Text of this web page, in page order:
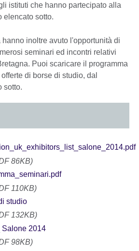
istituti che hanno partecipato alla
elencato sotto.
hanno inoltre avuto l'opportunità di
seminari ed incontri relativi
Puoi scaricare il programma
di borse di studio, dal
sotto.
86KB)
110KB)
studio
132KB)
Salone 2014
98KB)